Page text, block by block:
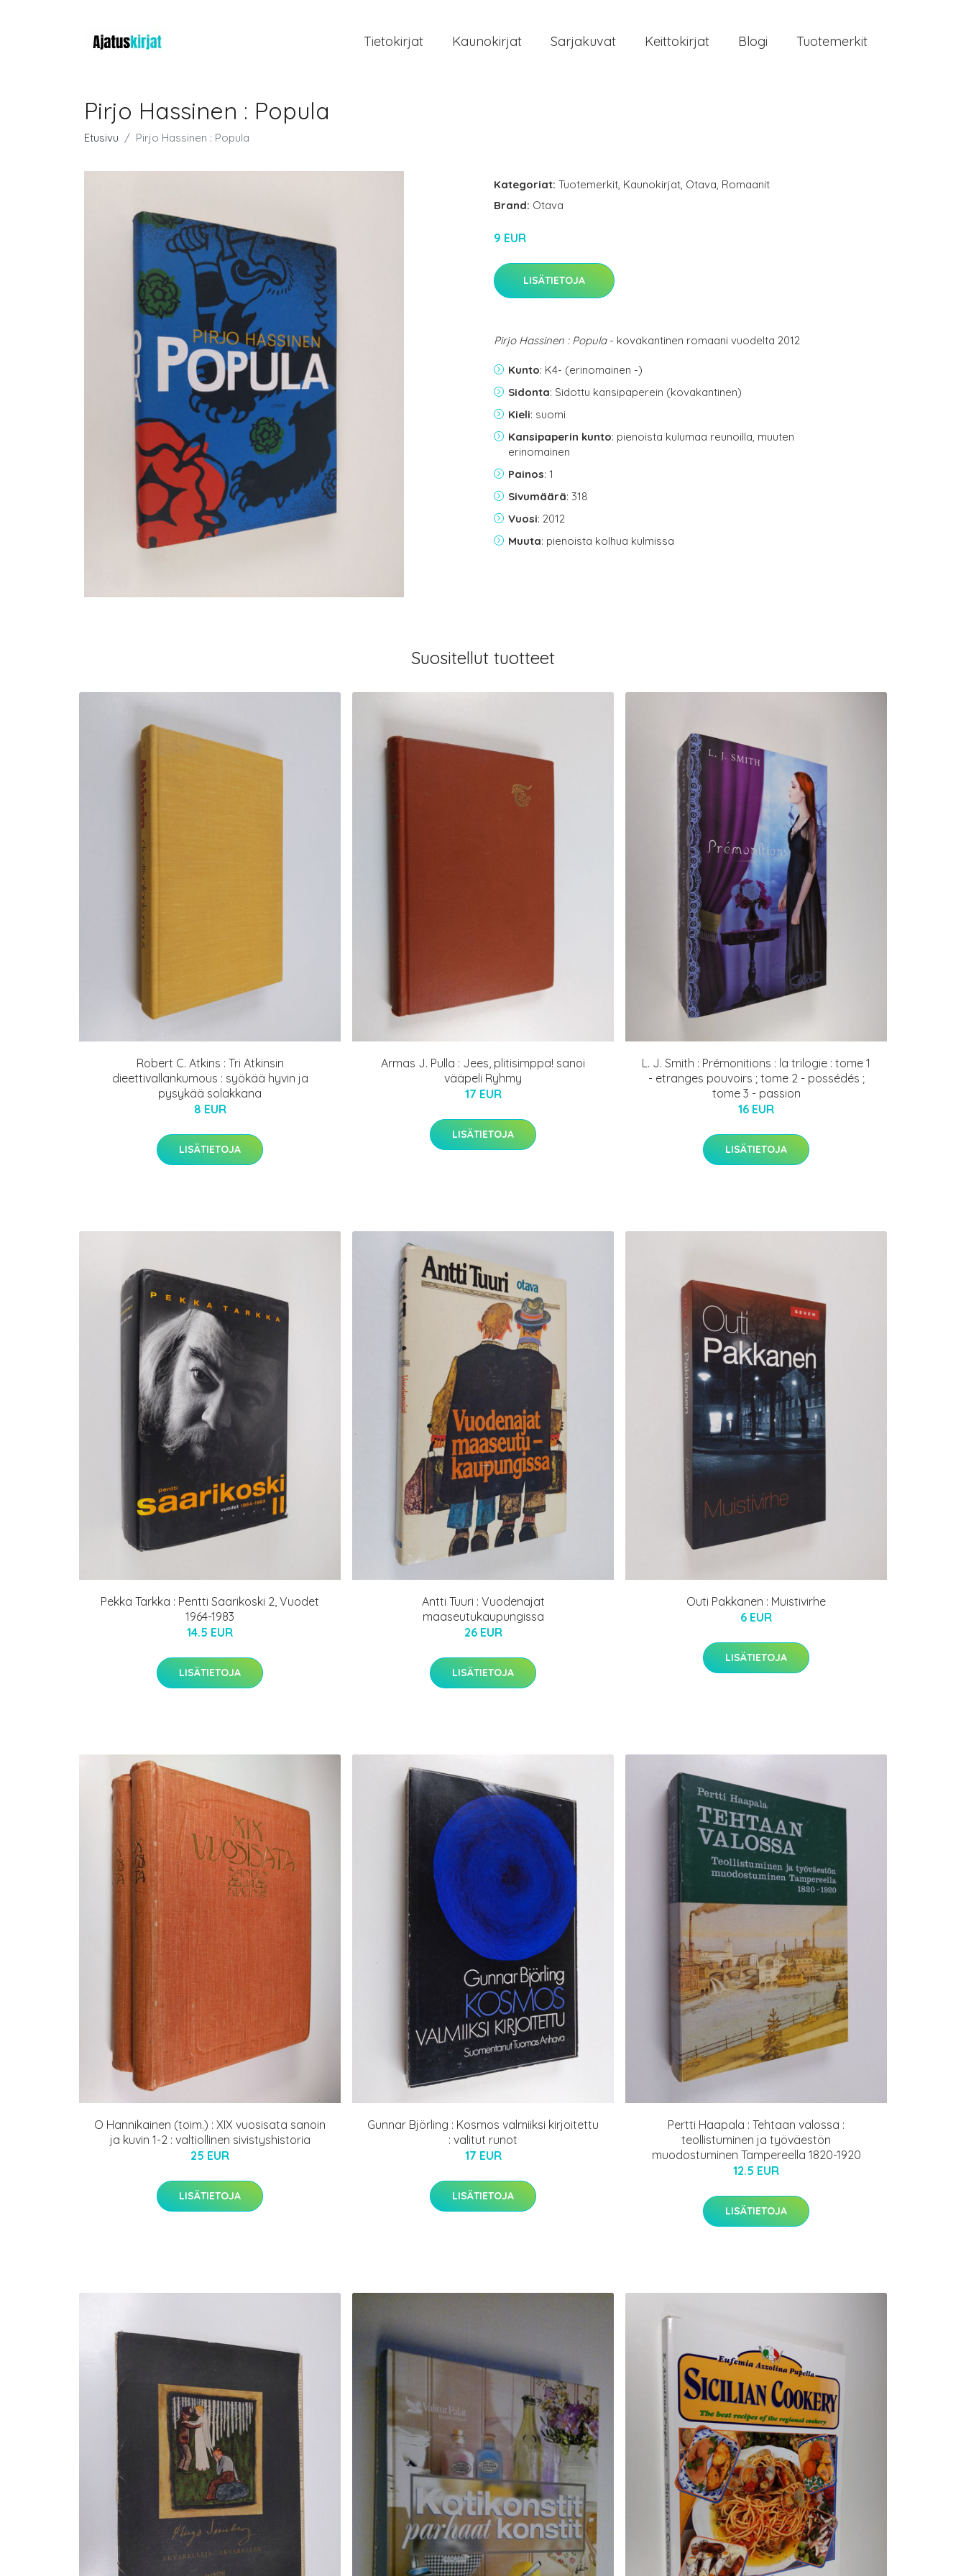
Tietokirjat Kaunokirjat Sarjakuvat Keittokirjat Blogi Tuotemerkit
Pirjo Hassinen : Popula
Etusivu Pirjo Hassinen : Popula
Kategoriat: Tuotemerkit, Kaunokirjat, Otava, Romaanit
Brand: Otava
9 EUR
LISÄTIETOJA
Pirjo Hassinen : Popula- kovakantinen romaani vuodelta 2012
Kunto: K4- (erinomainen -)
Sidonta: Sidottu kansipaperein (kovakantinen)
Kieli: suomi
Kansipaperin kunto: pienoista kulumaa reunoilla, muuten
erinomainen
Painos: 1
Sivumäärä: 318
Vuosi: 2012
Muuta: pienoista kolhua kulmissa
Suositellut tuotteet
Robert C. Atkins : Tri Atkinsin
dieettivallankumous : syökää hyvin ja
pysykää solakkana
8 EUR
LISÄTIETOJA
Armas J. Pulla : Jees, plitisimppa! sanoi
vääpeli Ryhmy
17 EUR
LISÄTIETOJA
L. J. Smith : Prémonitions : la trilogie : tome 1
- etranges pouvoirs ; tome 2 - possédés ;
tome 3 - passion
16 EUR
LISÄTIETOJA
Pekka Tarkka : Pentti Saarikoski 2, Vuodet
1964-1983
14.5 EUR
LISÄTIETOJA
Antti Tuuri : Vuodenajat
maaseutukaupungissa
26 EUR
LISÄTIETOJA
Outi Pakkanen : Muistivirhe
6 EUR
LISÄTIETOJA
O Hannikainen (toim.) : XIX vuosisata sanoin
ja kuvin 1-2 : valtiollinen sivistyshistoria
25 EUR
LISÄTIETOJA
Gunnar Björling : Kosmos valmiiksi kirjoitettu
: valitut runot
17 EUR
LISÄTIETOJA
Pertti Haapala : Tehtaan valossa :
teollistuminen ja työväestön
muodostuminen Tampereella 1820-1920
12.5 EUR
LISÄTIETOJA